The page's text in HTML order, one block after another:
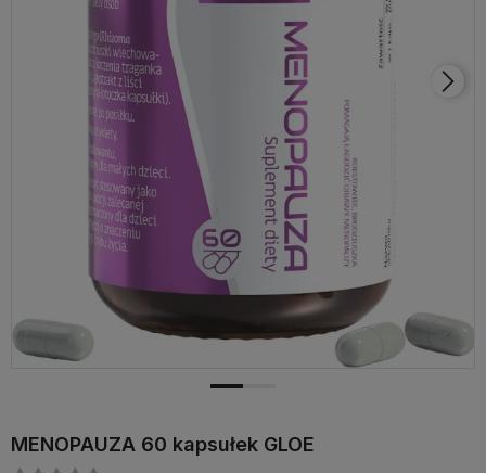
MENOPAUZA 60 kapsułek GLOE